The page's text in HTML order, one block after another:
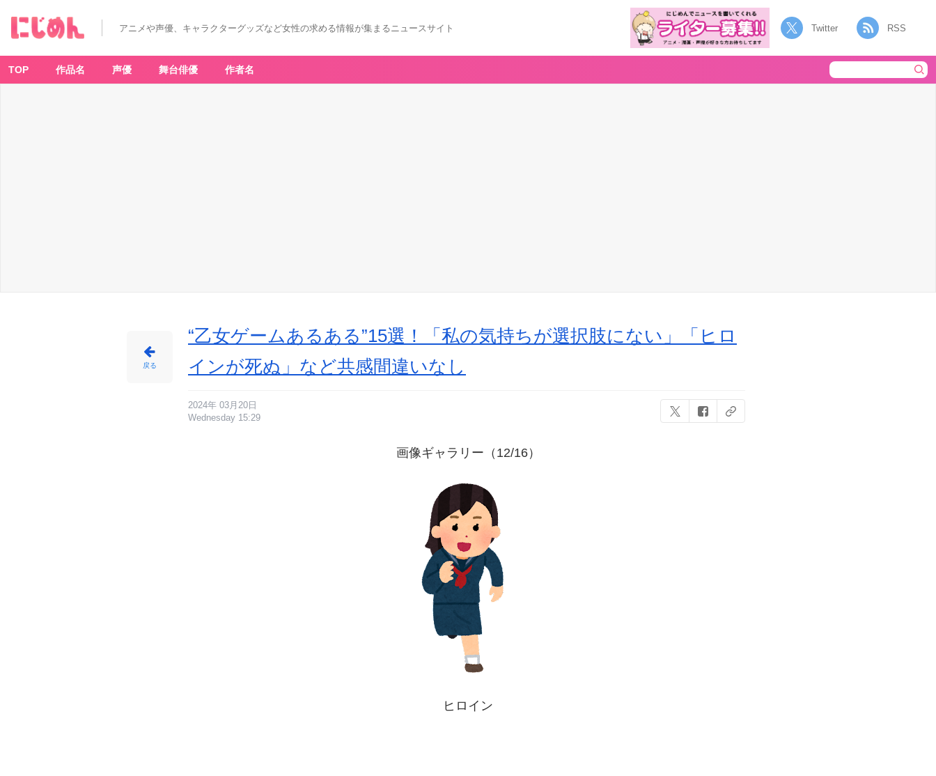
ニ
情
報
サ
アニメや声優、キャラクターグッズなど女性の求める情報が集まるニュースサイト Twitter RSS
TOP 作品名 声優 舞台俳優 作者名
戻る
“乙女ゲームあるある”15選！「私の気持ちが選択肢にない」「ヒロ
インが死ぬ」など共感間違いなし
2024年 03月20日
Wednesday 15:29
画像ギャラリー（12/16）
ヒロイン